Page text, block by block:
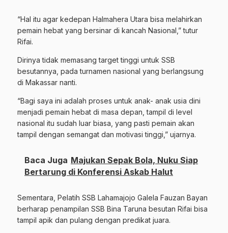
“Hal itu agar kedepan Halmahera Utara bisa melahirkan
pemain hebat yang bersinar di kancah Nasional,” tutur
Rifai.
Dirinya tidak memasang target tinggi untuk SSB
besutannya, pada turnamen nasional yang berlangsung
di Makassar nanti.
“Bagi saya ini adalah proses untuk anak- anak usia dini
menjadi pemain hebat di masa depan, tampil di level
nasional itu sudah luar biasa, yang pasti pemain akan
tampil dengan semangat dan motivasi tinggi,” ujarnya.
Baca Juga Majukan Sepak Bola, Nuku Siap
Bertarung di Konferensi Askab Halut
Sementara, Pelatih SSB Lahamajojo Galela Fauzan Bayan
berharap penampilan SSB Bina Taruna besutan Rifai bisa
tampil apik dan pulang dengan predikat juara.